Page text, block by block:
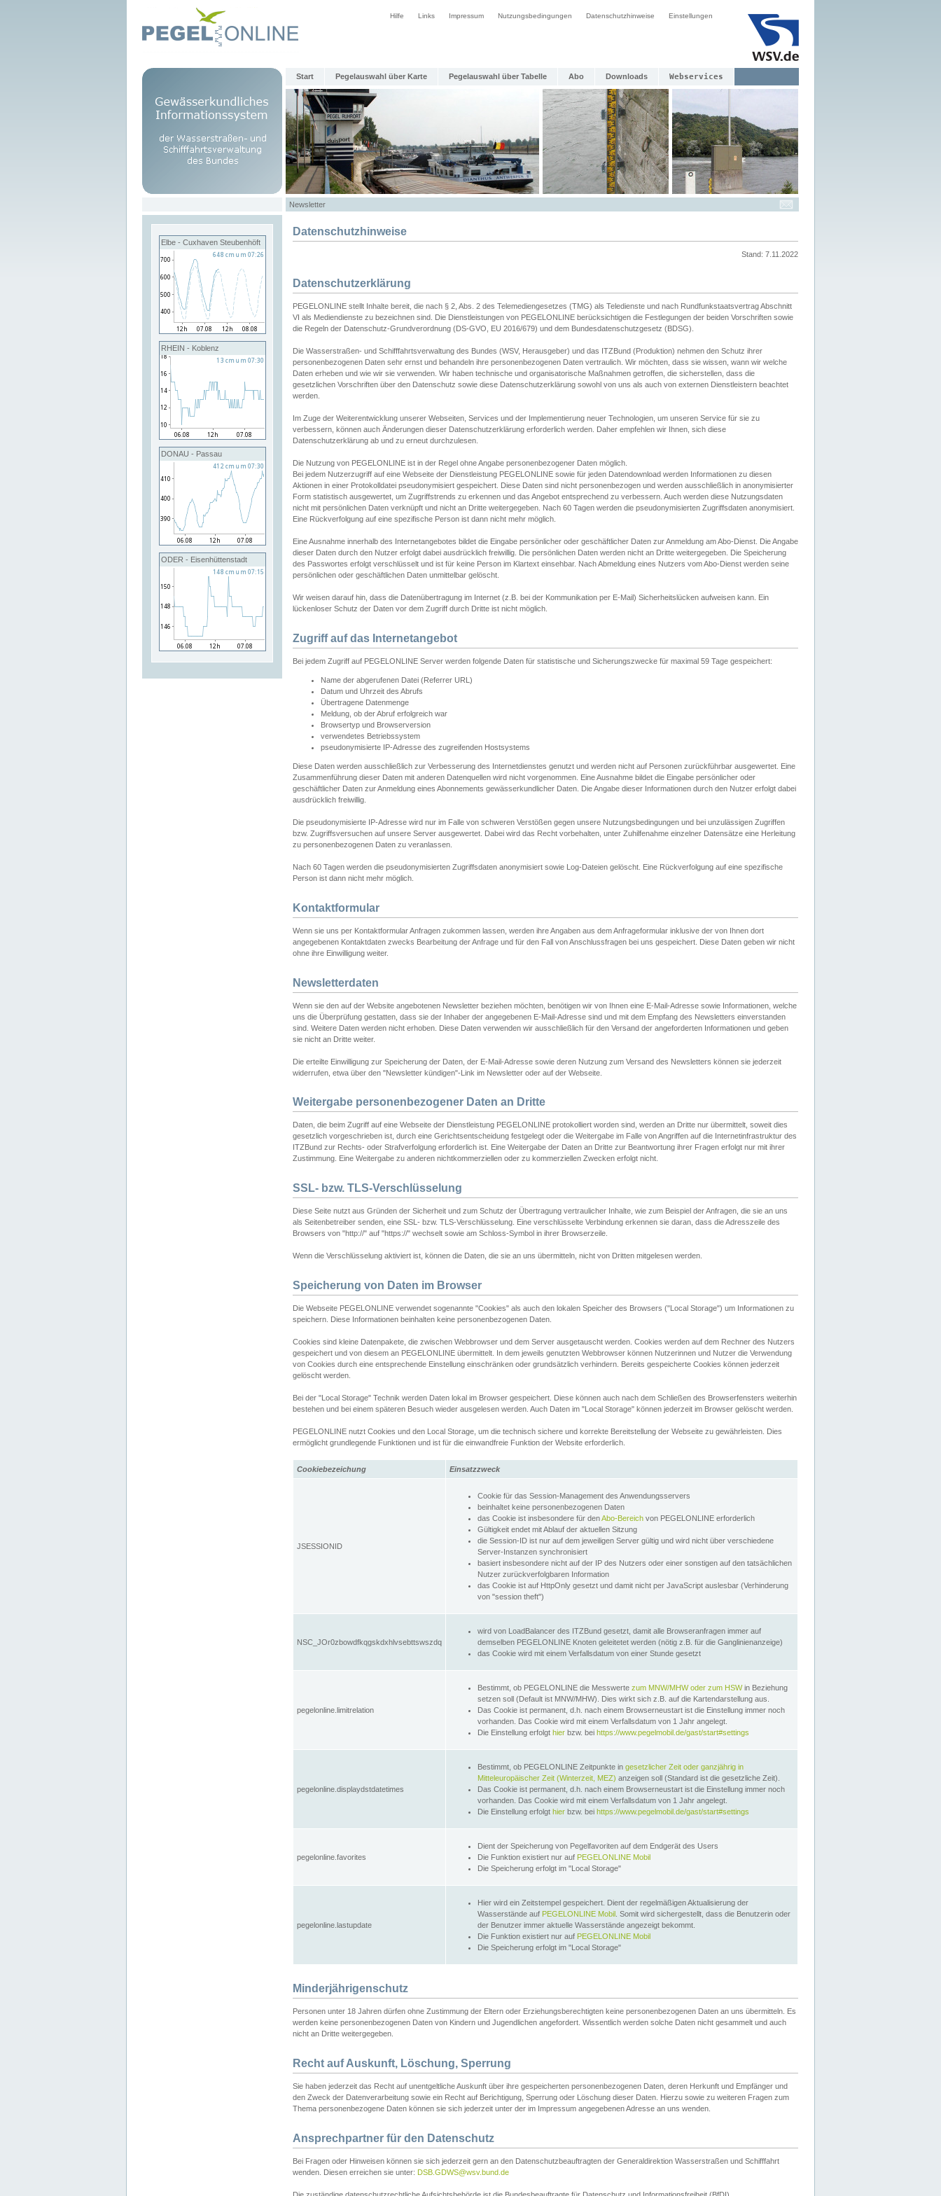
Hilfe Links Impressum Nutzungsbedingungen Datenschutzhinweise Einstellungen
Start Pegelauswahl über Karte Pegelauswahl über Tabelle Abo Downloads Webservices
Newsletter
Elbe - Cuxhaven Steubenhöft
RHEIN - Koblenz
DONAU - Passau
ODER - Eisenhüttenstadt
Datenschutzhinweise
Stand: 7.11.2022
Datenschutzerklärung
PEGELONLINE stellt Inhalte bereit, die nach § 2, Abs. 2 des Telemediengesetzes (TMG) als Teledienste und nach Rundfunkstaatsvertrag Abschnitt
VI als Mediendienste zu bezeichnen sind. Die Dienstleistungen von PEGELONLINE berücksichtigen die Festlegungen der beiden Vorschriften sowie
die Regeln der Datenschutz-Grundverordnung (DS-GVO, EU 2016/679) und dem Bundesdatenschutzgesetz (BDSG).
Die Wasserstraßen- und Schifffahrtsverwaltung des Bundes (WSV, Herausgeber) und das ITZBund (Produktion) nehmen den Schutz ihrer
personenbezogenen Daten sehr ernst und behandeln ihre personenbezogenen Daten vertraulich. Wir möchten, dass sie wissen, wann wir welche
Daten erheben und wie wir sie verwenden. Wir haben technische und organisatorische Maßnahmen getroffen, die sicherstellen, dass die
gesetzlichen Vorschriften über den Datenschutz sowie diese Datenschutzerklärung sowohl von uns als auch von externen Dienstleistern beachtet
werden.
Im Zuge der Weiterentwicklung unserer Webseiten, Services und der Implementierung neuer Technologien, um unseren Service für sie zu
verbessern, können auch Änderungen dieser Datenschutzerklärung erforderlich werden. Daher empfehlen wir Ihnen, sich diese
Datenschutzerklärung ab und zu erneut durchzulesen.
Die Nutzung von PEGELONLINE ist in der Regel ohne Angabe personenbezogener Daten möglich.
Bei jedem Nutzerzugriff auf eine Webseite der Dienstleistung PEGELONLINE sowie für jeden Datendownload werden Informationen zu diesen
Aktionen in einer Protokolldatei pseudonymisiert gespeichert. Diese Daten sind nicht personenbezogen und werden ausschließlich in anonymisierter
Form statistisch ausgewertet, um Zugriffstrends zu erkennen und das Angebot entsprechend zu verbessern. Auch werden diese Nutzungsdaten
nicht mit persönlichen Daten verknüpft und nicht an Dritte weitergegeben. Nach 60 Tagen werden die pseudonymisierten Zugriffsdaten anonymisiert.
Eine Rückverfolgung auf eine spezifische Person ist dann nicht mehr möglich.
Eine Ausnahme innerhalb des Internetangebotes bildet die Eingabe persönlicher oder geschäftlicher Daten zur Anmeldung am Abo-Dienst. Die Angabe
dieser Daten durch den Nutzer erfolgt dabei ausdrücklich freiwillig. Die persönlichen Daten werden nicht an Dritte weitergegeben. Die Speicherung
des Passwortes erfolgt verschlüsselt und ist für keine Person im Klartext einsehbar. Nach Abmeldung eines Nutzers vom Abo-Dienst werden seine
persönlichen oder geschäftlichen Daten unmittelbar gelöscht.
Wir weisen darauf hin, dass die Datenübertragung im Internet (z.B. bei der Kommunikation per E-Mail) Sicherheitslücken aufweisen kann. Ein
lückenloser Schutz der Daten vor dem Zugriff durch Dritte ist nicht möglich.
Zugriff auf das Internetangebot
Bei jedem Zugriff auf PEGELONLINE Server werden folgende Daten für statistische und Sicherungszwecke für maximal 59 Tage gespeichert:
Name der abgerufenen Datei (Referrer URL)
Datum und Uhrzeit des Abrufs
Übertragene Datenmenge
Meldung, ob der Abruf erfolgreich war
Browsertyp und Browserversion
verwendetes Betriebssystem
pseudonymisierte IP-Adresse des zugreifenden Hostsystems
Diese Daten werden ausschließlich zur Verbesserung des Internetdienstes genutzt und werden nicht auf Personen zurückführbar ausgewertet. Eine
Zusammenführung dieser Daten mit anderen Datenquellen wird nicht vorgenommen. Eine Ausnahme bildet die Eingabe persönlicher oder
geschäftlicher Daten zur Anmeldung eines Abonnements gewässerkundlicher Daten. Die Angabe dieser Informationen durch den Nutzer erfolgt dabei
ausdrücklich freiwillig.
Die pseudonymisierte IP-Adresse wird nur im Falle von schweren Verstößen gegen unsere Nutzungsbedingungen und bei unzulässigen Zugriffen
bzw. Zugriffsversuchen auf unsere Server ausgewertet. Dabei wird das Recht vorbehalten, unter Zuhilfenahme einzelner Datensätze eine Herleitung
zu personenbezogenen Daten zu veranlassen.
Nach 60 Tagen werden die pseudonymisierten Zugriffsdaten anonymisiert sowie Log-Dateien gelöscht. Eine Rückverfolgung auf eine spezifische
Person ist dann nicht mehr möglich.
Kontaktformular
Wenn sie uns per Kontaktformular Anfragen zukommen lassen, werden ihre Angaben aus dem Anfrageformular inklusive der von Ihnen dort
angegebenen Kontaktdaten zwecks Bearbeitung der Anfrage und für den Fall von Anschlussfragen bei uns gespeichert. Diese Daten geben wir nicht
ohne ihre Einwilligung weiter.
Newsletterdaten
Wenn sie den auf der Website angebotenen Newsletter beziehen möchten, benötigen wir von Ihnen eine E-Mail-Adresse sowie Informationen, welche
uns die Überprüfung gestatten, dass sie der Inhaber der angegebenen E-Mail-Adresse sind und mit dem Empfang des Newsletters einverstanden
sind. Weitere Daten werden nicht erhoben. Diese Daten verwenden wir ausschließlich für den Versand der angeforderten Informationen und geben
sie nicht an Dritte weiter.
Die erteilte Einwilligung zur Speicherung der Daten, der E-Mail-Adresse sowie deren Nutzung zum Versand des Newsletters können sie jederzeit
widerrufen, etwa über den "Newsletter kündigen"-Link im Newsletter oder auf der Webseite.
Weitergabe personenbezogener Daten an Dritte
Daten, die beim Zugriff auf eine Webseite der Dienstleistung PEGELONLINE protokolliert worden sind, werden an Dritte nur übermittelt, soweit dies
gesetzlich vorgeschrieben ist, durch eine Gerichtsentscheidung festgelegt oder die Weitergabe im Falle von Angriffen auf die Internetinfrastruktur des
ITZBund zur Rechts- oder Strafverfolgung erforderlich ist. Eine Weitergabe der Daten an Dritte zur Beantwortung ihrer Fragen erfolgt nur mit ihrer
Zustimmung. Eine Weitergabe zu anderen nichtkommerziellen oder zu kommerziellen Zwecken erfolgt nicht.
SSL- bzw. TLS-Verschlüsselung
Diese Seite nutzt aus Gründen der Sicherheit und zum Schutz der Übertragung vertraulicher Inhalte, wie zum Beispiel der Anfragen, die sie an uns
als Seitenbetreiber senden, eine SSL- bzw. TLS-Verschlüsselung. Eine verschlüsselte Verbindung erkennen sie daran, dass die Adresszeile des
Browsers von "http://" auf "https://" wechselt sowie am Schloss-Symbol in ihrer Browserzeile.
Wenn die Verschlüsselung aktiviert ist, können die Daten, die sie an uns übermitteln, nicht von Dritten mitgelesen werden.
Speicherung von Daten im Browser
Die Webseite PEGELONLINE verwendet sogenannte "Cookies" als auch den lokalen Speicher des Browsers ("Local Storage") um Informationen zu
speichern. Diese Informationen beinhalten keine personenbezogenen Daten.
Cookies sind kleine Datenpakete, die zwischen Webbrowser und dem Server ausgetauscht werden. Cookies werden auf dem Rechner des Nutzers
gespeichert und von diesem an PEGELONLINE übermittelt. In dem jeweils genutzten Webbrowser können Nutzerinnen und Nutzer die Verwendung
von Cookies durch eine entsprechende Einstellung einschränken oder grundsätzlich verhindern. Bereits gespeicherte Cookies können jederzeit
gelöscht werden.
Bei der "Local Storage" Technik werden Daten lokal im Browser gespeichert. Diese können auch nach dem Schließen des Browserfensters weiterhin
bestehen und bei einem späteren Besuch wieder ausgelesen werden. Auch Daten im "Local Storage" können jederzeit im Browser gelöscht werden.
PEGELONLINE nutzt Cookies und den Local Storage, um die technisch sichere und korrekte Bereitstellung der Webseite zu gewährleisten. Dies
ermöglicht grundlegende Funktionen und ist für die einwandfreie Funktion der Website erforderlich.
Cookiebezeichung Einsatzzweck
JSESSIONID
Cookie für das Session-Management des Anwendungsservers
beinhaltet keine personenbezogenen Daten
das Cookie ist insbesondere für denAbo-Bereich von PEGELONLINE erforderlich
Gültigkeit endet mit Ablauf der aktuellen Sitzung
die Session-ID ist nur auf dem jeweiligen Server gültig und wird nicht über verschiedene
Server-Instanzen synchronisiert
basiert insbesondere nicht auf der IP des Nutzers oder einer sonstigen auf den tatsächlichen
Nutzer zurückverfolgbaren Information
das Cookie ist auf HttpOnly gesetzt und damit nicht per JavaScript auslesbar (Verhinderung
von "session theft")
NSC_JOr0zbowdfkqgskdxhlvsebttswszdq
wird von LoadBalancer des ITZBund gesetzt, damit alle Browseranfragen immer auf
demselben PEGELONLINE Knoten geleitetet werden (nötig z.B. für die Ganglinienanzeige)
das Cookie wird mit einem Verfallsdatum von einer Stunde gesetzt
pegelonline.limitrelation
Bestimmt, ob PEGELONLINE die Messwerte zum MNW/MHW oder zum HSWin Beziehung
setzen soll (Default ist MNW/MHW). Dies wirkt sich z.B. auf die Kartendarstellung aus.
Das Cookie ist permanent, d.h. nach einem Browserneustart ist die Einstellung immer noch
vorhanden. Das Cookie wird mit einem Verfallsdatum von 1 Jahr angelegt.
Die Einstellung erfolgt hier bzw. bei https://www.pegelmobil.de/gast/start#settings
pegelonline.displaydstdatetimes
Bestimmt, ob PEGELONLINE Zeitpunkte in gesetzlicher Zeit oder ganzjährig in
Mitteleuropäischer Zeit (Winterzeit, MEZ) anzeigen soll (Standard ist die gesetzliche Zeit).
Das Cookie ist permanent, d.h. nach einem Browserneustart ist die Einstellung immer noch
vorhanden. Das Cookie wird mit einem Verfallsdatum von 1 Jahr angelegt.
Die Einstellung erfolgt hier bzw. bei https://www.pegelmobil.de/gast/start#settings
pegelonline.favorites
Dient der Speicherung von Pegelfavoriten auf dem Endgerät des Users
Die Funktion existiert nur auf PEGELONLINE Mobil
Die Speicherung erfolgt im "Local Storage"
pegelonline.lastupdate
Hier wird ein Zeitstempel gespeichert. Dient der regelmäßigen Aktualisierung der
Wasserstände auf PEGELONLINE Mobil . Somit wird sichergestellt, dass die Benutzerin oder
der Benutzer immer aktuelle Wasserstände angezeigt bekommt.
Die Funktion existiert nur auf PEGELONLINE Mobil
Die Speicherung erfolgt im "Local Storage"
Minderjährigenschutz
Personen unter 18 Jahren dürfen ohne Zustimmung der Eltern oder Erziehungsberechtigten keine personenbezogenen Daten an uns übermitteln. Es
werden keine personenbezogenen Daten von Kindern und Jugendlichen angefordert. Wissentlich werden solche Daten nicht gesammelt und auch
nicht an Dritte weitergegeben.
Recht auf Auskunft, Löschung, Sperrung
Sie haben jederzeit das Recht auf unentgeltliche Auskunft über ihre gespeicherten personenbezogenen Daten, deren Herkunft und Empfänger und
den Zweck der Datenverarbeitung sowie ein Recht auf Berichtigung, Sperrung oder Löschung dieser Daten. Hierzu sowie zu weiteren Fragen zum
Thema personenbezogene Daten können sie sich jederzeit unter der im Impressum angegebenen Adresse an uns wenden.
Ansprechpartner für den Datenschutz
Bei Fragen oder Hinweisen können sie sich jederzeit gern an den Datenschutzbeauftragten der Generaldirektion Wasserstraßen und Schifffahrt
wenden. Diesen erreichen sie unter: DSB.GDWS@wsv.bund.de